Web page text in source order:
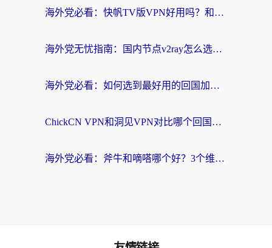
海外党必看：快帆TV版VPN好用吗？和快游VPN对比哪个回国效果更好？附实用避坑指南
海外党无忧指南：国内节点v2ray怎么选？一键回国VPN+多场景实测帮你避坑
海外党必看：如何选到最好用的回国加速器？从节点到售后的全维度指南
ChickCN VPN和洞见VPN对比哪个回国效果更好？海外党亲测3款加速器+避坑指南
海外党必看：斧牛和嘀嗒哪个好？3个维度教你选对回国加速器